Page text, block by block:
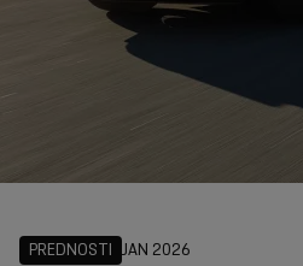
PREDNOSTI JAN 2026